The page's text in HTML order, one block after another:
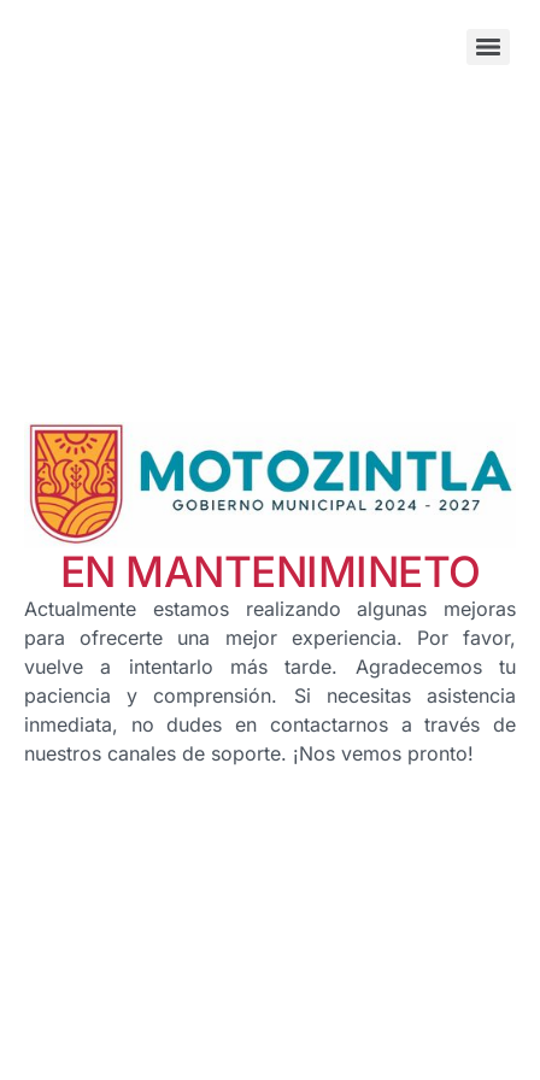
EN MANTENIMINETO
Actualmente estamos realizando algunas mejoras
para ofrecerte una mejor experiencia. Por favor,
vuelve a intentarlo más tarde. Agradecemos tu
paciencia y comprensión. Si necesitas asistencia
inmediata, no dudes en contactarnos a través de
nuestros canales de soporte. ¡Nos vemos pronto!